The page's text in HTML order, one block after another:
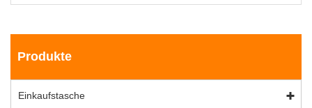
Produkte
Einkaufstasche